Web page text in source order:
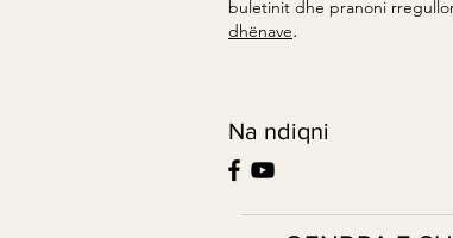
buletinit dhe pranoni
dhënave.
Na ndiqni